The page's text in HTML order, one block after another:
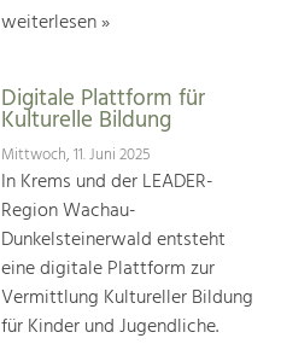
weiterlesen »
Digitale Plattform für
Kulturelle Bildung
Mittwoch, 11. Juni 2025
In Krems und der LEADER-
Region Wachau-
Dunkelsteinerwald entsteht
eine digitale Plattform zur
Vermittlung Kultureller Bildung
für Kinder und Jugendliche.